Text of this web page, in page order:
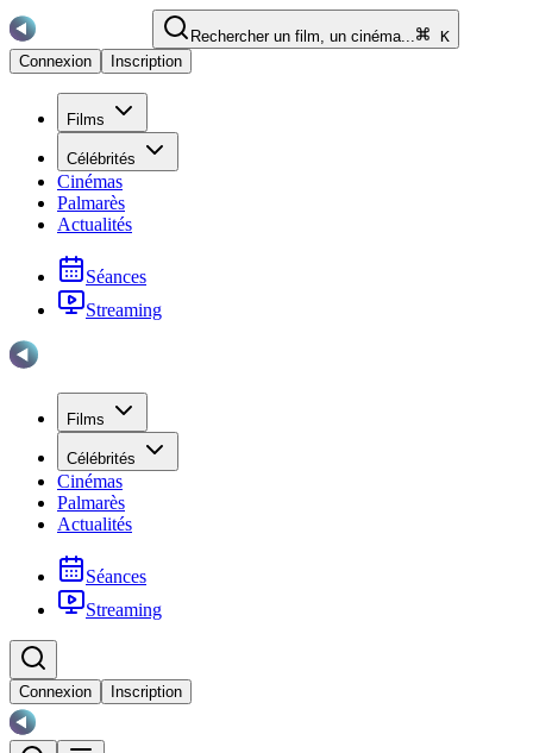
Rechercher un film, un cinéma...
K
Connexion
Inscription
Films
Célébrités
Cinémas
Palmarès
Actualités
Séances
Streaming
Films
Célébrités
Cinémas
Palmarès
Actualités
Séances
Streaming
Connexion Inscription